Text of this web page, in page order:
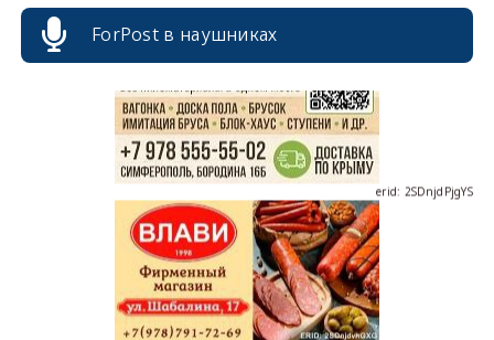
ForPost в наушниках
erid: 2SDnjdPjgYS
erid: 2SDnjdvhGXG